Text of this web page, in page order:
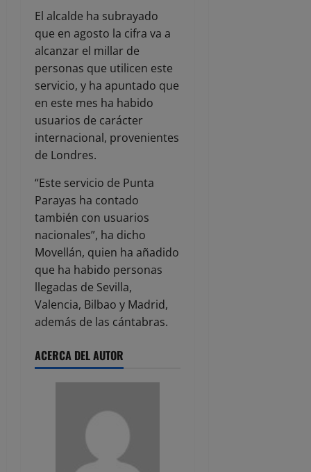
El alcalde ha subrayado
que en agosto la cifra va a
alcanzar el millar de
personas que utilicen este
servicio, y ha apuntado que
en este mes ha habido
usuarios de carácter
internacional, provenientes
de Londres.
“Este servicio de Punta
Parayas ha contado
también con usuarios
nacionales”, ha dicho
Movellán, quien ha añadido
que ha habido personas
llegadas de Sevilla,
Valencia, Bilbao y Madrid,
además de las cántabras.
ACERCA DEL AUTOR